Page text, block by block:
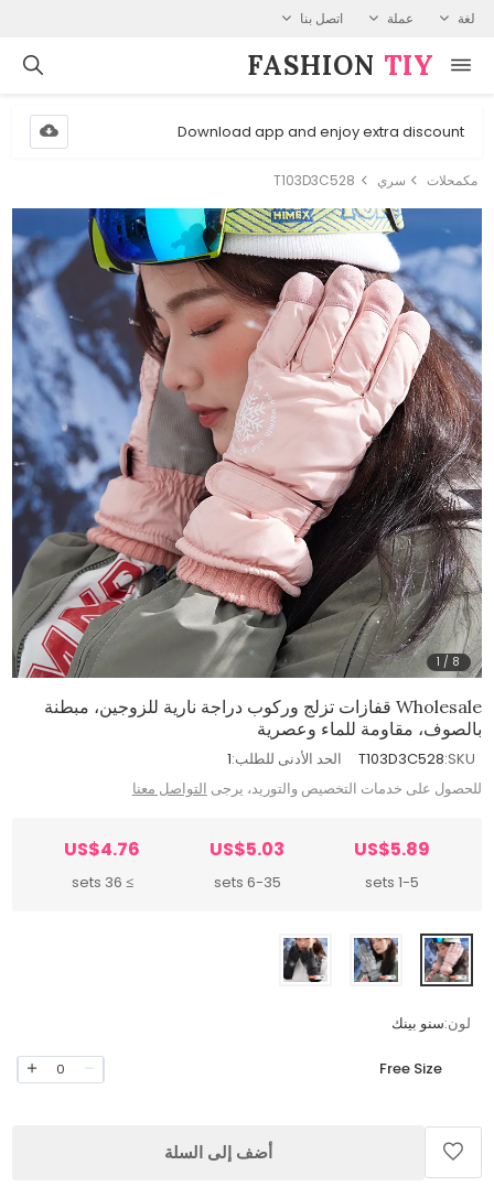
لغة عملة اتصل بنا
FASHION⁠ TIY
Download app and enjoy extra discount
مكمحلات سري T103D3C528
1 / 8
Wholesale قفازات تزلج وركوب دراجة نارية للزوجين، مبطنة
بالصوف، مقاومة للماء وعصرية
SKU:
T103D3C528 الحد الأدنى للطلب:1
للحصول على خدمات التخصيص والتوريد، يرجى التواصل معنا
US$5.89
1-5 sets
US$5.03
6-35 sets
US$4.76
≥ 36 sets
لون:سنو بينك
Free Size
0
أضف إلى السلة